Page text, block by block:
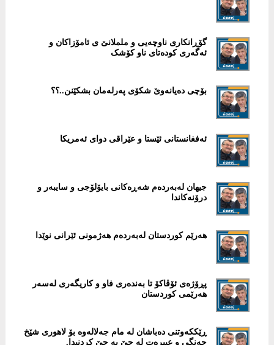
گۆڕانکاری ناوچەیی و ململانێ ی ئامۆزاکان و
ئەگەری کودەتای ناو کۆشک
بۆچی دەیانەوێ شکۆی پەرلەمان بشکێنن..؟؟
ئەفغانستانی ئێستا و عێراقی دوای ئەمریکا
جیهان لەبەردەم شەڕەکانی بایۆلۆجی و سایبەر و
درۆنەکاندا
هەرێم کوردستان لەبەردەم هەژمونی ئێرانی نوێدا
پڕۆژەی ئۆڤاکۆ تا بەندەری فاو و کاریگەری لەسەر
هەرێمی کوردستان
ڕێککەوتنی دەباشان لە مام جەلالەوە بۆ لاهوری شێخ
جەنگی و عیبرەت لە جێ بە جێ کردنیدا.